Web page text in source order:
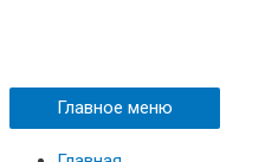
Главное меню